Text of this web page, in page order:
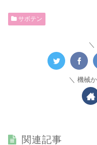
サボテン
機械
関連記事